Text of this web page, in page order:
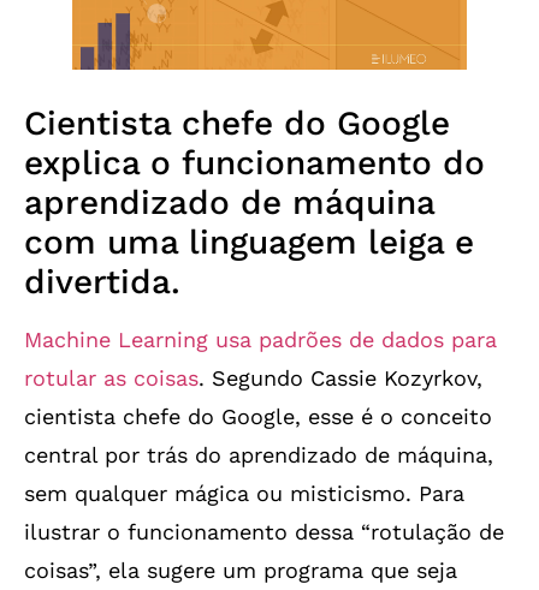
Cientista chefe do Google
explica o funcionamento do
aprendizado de máquina
com uma linguagem leiga e
divertida.
Machine Learning usa padrões de dados para
rotular as coisas. Segundo Cassie Kozyrkov,
cientista chefe do Google, esse é o conceito
central por trás do aprendizado de máquina,
sem qualquer mágica ou misticismo. Para
ilustrar o funcionamento dessa “rotulação de
coisas”, ela sugere um programa que seja